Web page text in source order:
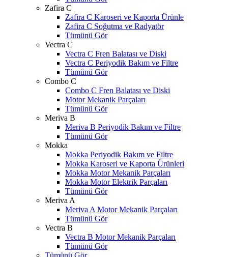
Zafira C
Zafira C Karoseri ve Kaporta Ürünle
Zafira C Soğutma ve Radyatör
Tümünü Gör
Vectra C
Vectra C Fren Balatası ve Diski
Vectra C Periyodik Bakım ve Filtre
Tümünü Gör
Combo C
Combo C Fren Balatası ve Diski
Motor Mekanik Parçaları
Tümünü Gör
Meriva B
Meriva B Periyodik Bakım ve Filtre
Tümünü Gör
Mokka
Mokka Periyodik Bakım ve Filtre
Mokka Karoseri ve Kaporta Ürünleri
Mokka Motor Mekanik Parçaları
Mokka Motor Elektrik Parçaları
Tümünü Gör
Meriva A
Meriva A Motor Mekanik Parçaları
Tümünü Gör
Vectra B
Vectra B Motor Mekanik Parçaları
Tümünü Gör
Tümünü Gör